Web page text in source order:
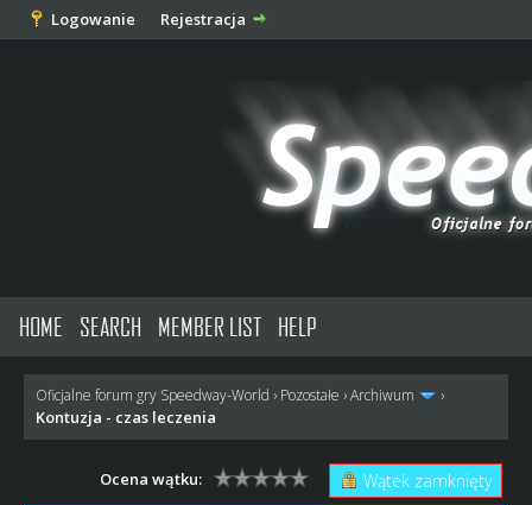
Logowanie Rejestracja
HOME SEARCH MEMBER LIST HELP
Oficjalne forum gry Speedway-World › Pozostałe ›Archiwum ›
Kontuzja - czas leczenia
Wątek zamknięty
Ocena wątku: